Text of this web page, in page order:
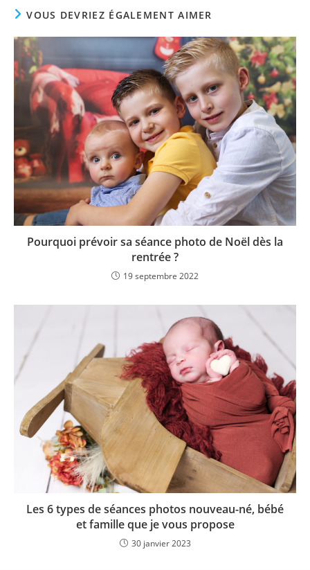
VOUS DEVRIEZ ÉGALEMENT AIMER
Pourquoi prévoir sa séance photo de Noël dès la
rentrée ?
19 septembre 2022
Les 6 types de séances photos nouveau-né, bébé
et famille que je vous propose
30 janvier 2023